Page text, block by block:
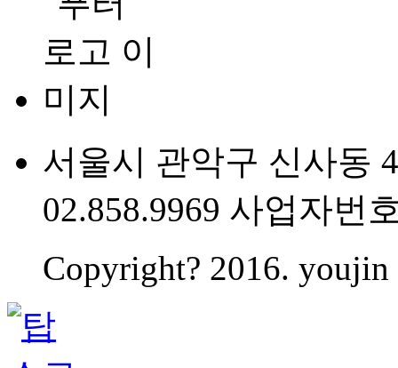
서울시 관악구 신사동
02.858.9969 사업자번
Copyright? 2016. youjin